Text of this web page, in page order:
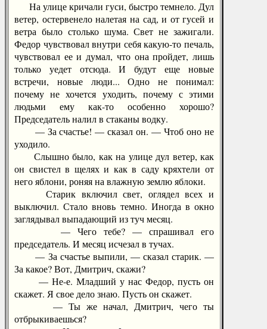
На улице кричали гуси, быстро темнело. Дул
ветер, остервенело налетая на сад, и от гусей и
ветра было столько шума. Свет не зажигали.
Федор чувствовал внутри себя какую-то печаль,
чувствовал ее и думал, что она пройдет, лишь
только уедет отсюда. И будут еще новые
встречи, новые люди... Одно не понимал:
почему не хочется уходить, почему с этими
людьми ему как-то особенно хорошо?
Председатель налил в стаканы водку.
— За счастье! — сказал он. — Чтоб оно не
уходило.
Слышно было, как на улице дул ветер, как
он свистел в щелях и как в саду кряхтели от
него яблони, роняя на влажную землю яблоки.
Старик включил свет, оглядел всех и
выключил. Стало вновь темно. Иногда в окно
заглядывал выпадающий из туч месяц.
— Чего тебе? — спрашивал его
председатель. И месяц исчезал в тучах.
— За счастье выпили, — сказал старик. —
За какое? Вот, Дмитрич, скажи?
— Не-е. Младший у нас Федор, пусть он
скажет. Я свое дело знаю. Пусть он скажет.
— Ты же начал, Дмитрич, чего ты
отбрыкиваешься?